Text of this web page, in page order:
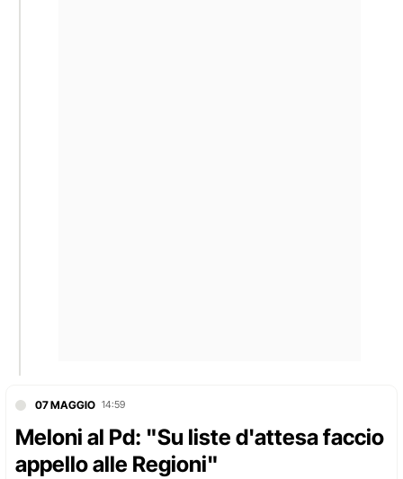
07 MAGGIO 14:59
Meloni al Pd: "Su liste d'attesa faccio
appello alle Regioni"